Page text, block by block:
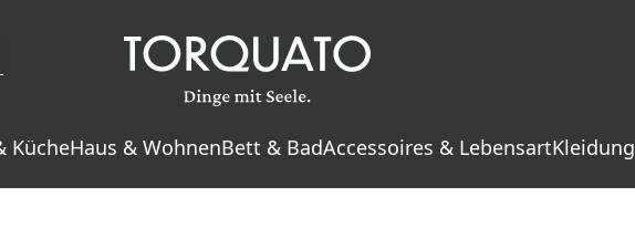
KücheHaus & WohnenBett & BadAccessoires & LebensartKleidung